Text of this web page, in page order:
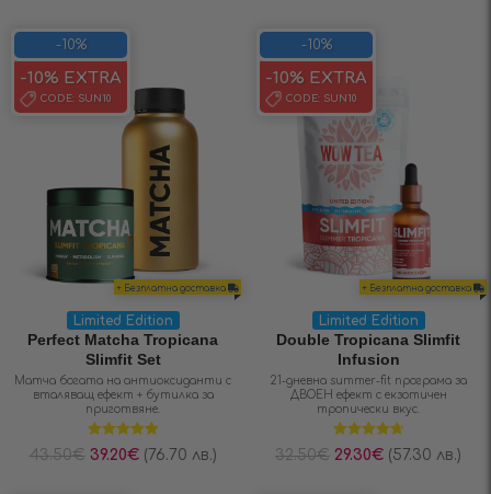
+ Безплатна доставка
-10%
-10% EXTRA
CODE: SUN10
Limited Edition
Perfect Matcha Tropicana
Slimfit Set
Матча богата на антиоксиданти с
вталяващ ефект + бутилка за
приготвяне.
Оценено на
5.00от 5
43.50€ 39.20€ (76.70 лв.)
+ Безплатна доставка
-10%
-10% EXTRA
CODE: SUN10
Limited Edition
Double Tropicana Slimfit
Infusion
21-дневна summer-fit програма за
ДВОЕН ефект с екзотичен
тропически вкус.
Оценено на
4.70от 5
32.50€ 29.30€ (57.30 лв.)